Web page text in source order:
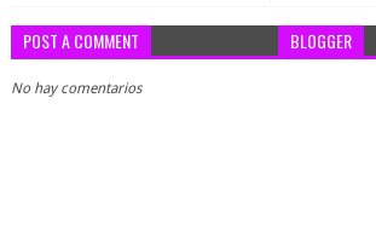
POST A COMMENT BLOGGER
No hay comentarios